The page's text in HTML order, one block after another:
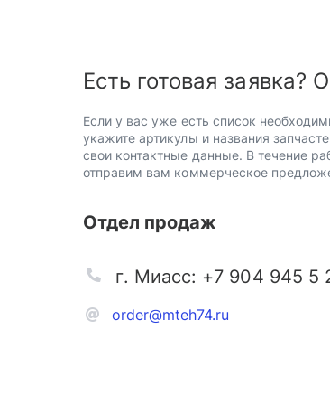
Есть готовая заявка?
Если у вас уже есть список
укажите артикулы и названия
свои контактные данные. В течение
отправим вам коммерческое
Отдел продаж
order@mteh74.ru
г. Миасс: +7 904 945 5